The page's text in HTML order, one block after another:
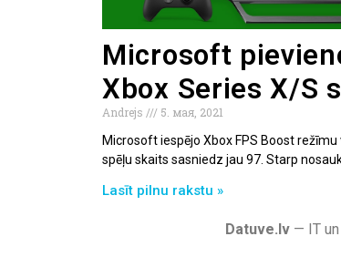
Microsoft
Xbox Series X/S
Andrejs
5. мая, 2021
Microsoft iespējo Xbox FPS Boost
spēļu skaits sasniedz jau 97. Starp
Lasīt pilnu rakstu »
Datuve.lv — IT